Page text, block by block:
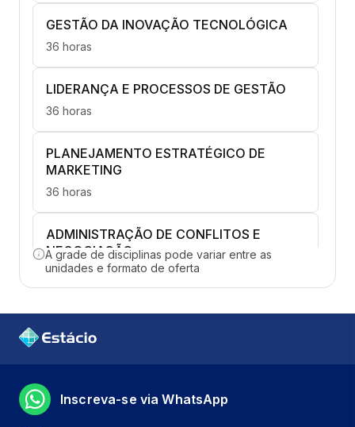
GESTÃO DA INOVAÇÃO TECNOLÓGICA
36 horas
LIDERANÇA E PROCESSOS DE GESTÃO
36 horas
PLANEJAMENTO ESTRATÉGICO DE
MARKETING
36 horas
ADMINISTRAÇÃO DE CONFLITOS E
NEGOCIAÇÃO
36 horas
FERRAMENTAS DE INTELIGÊNCIA DE
NEGÓCIOS
GESTÃO DE OPERAÇÕES, PRODUÇÃO E
SERVIÇOS
A grade de disciplinas pode variar entre as
unidades e formato de oferta
Inscreva-se via WhatsApp